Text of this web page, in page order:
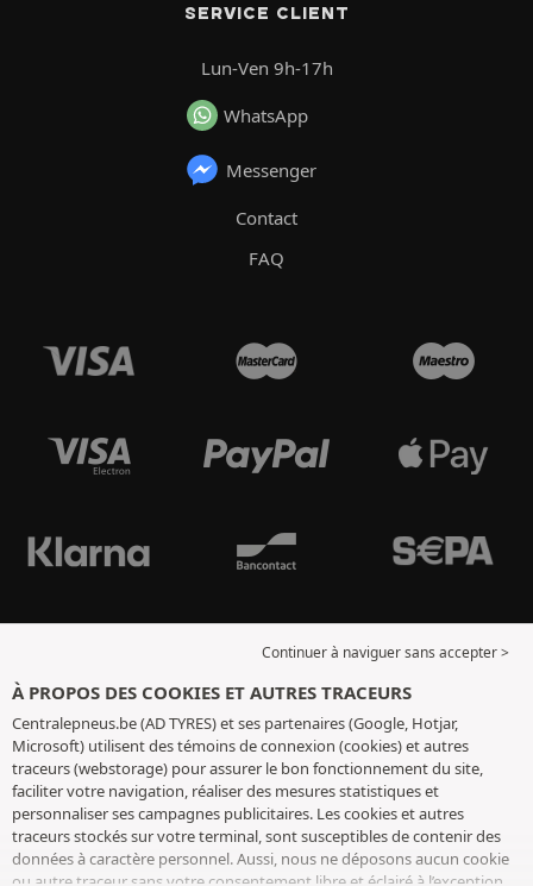
SERVICE CLIENT
Lun-Ven 9h-17h
WhatsApp
Messenger
Contact
FAQ
Continuer à naviguer sans accepter >
À PROPOS DES COOKIES ET AUTRES TRACEURS
Centralepneus.be (AD TYRES) et ses partenaires (Google, Hotjar,
Microsoft) utilisent des témoins de connexion (cookies) et autres
traceurs (webstorage) pour assurer le bon fonctionnement du site,
faciliter votre navigation, réaliser des mesures statistiques et
personnaliser ses campagnes publicitaires. Les cookies et autres
traceurs stockés sur votre terminal, sont susceptibles de contenir des
données à caractère personnel. Aussi, nous ne déposons aucun cookie
ou autre traceur sans votre consentement libre et éclairé à l’exception